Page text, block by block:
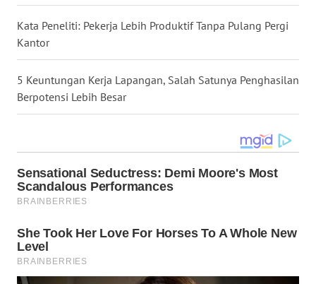
Kata Peneliti: Pekerja Lebih Produktif Tanpa Pulang Pergi
Kantor
5 Keuntungan Kerja Lapangan, Salah Satunya Penghasilan
Berpotensi Lebih Besar
WN
WN
PADANG
LAWAS
SUMEDANG
WN